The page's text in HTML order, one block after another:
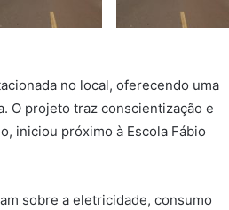
no local, oferecendo uma
O projeto traz conscientização e
iniciou próximo à Escola Fábio
sobre a eletricidade, consumo